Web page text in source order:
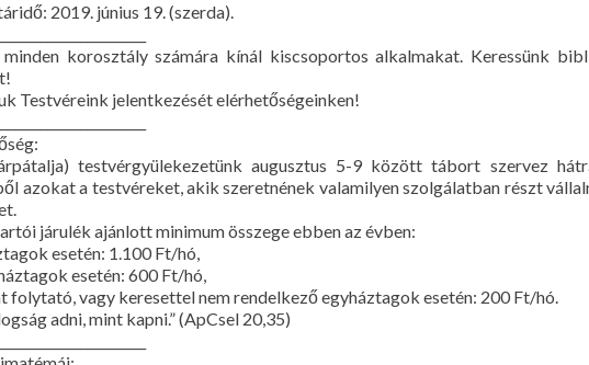
2019. június 19. (szerda).
minden korosztály számára kínál kiscsoportos alkalmakat. Keressünk
Testvéreink jelentkezését elérhetőségeinken!
testvérgyülekezetünk augusztus 5-9 között tábort szervez
azokat a testvéreket, akik szeretnének valamilyen szolgálatban részt
járulék ajánlott minimum összege ebben az évben:
esetén: 1.100 Ft/hó,
esetén: 600 Ft/hó,
folytató, vagy keresettel nem rendelkező egyháztagok esetén: 200 Ft/hó.
adni, mint kapni.” (ApCsel 20,35)